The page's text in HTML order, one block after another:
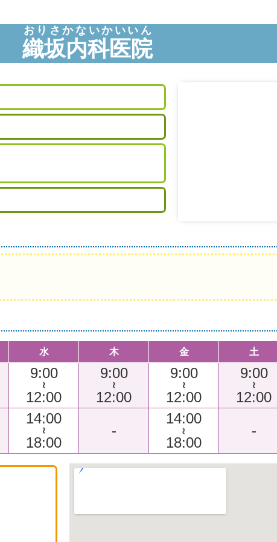
織坂内科医院
おりさかないかいいん
水 木 金 土
9:00
～
12:00
9:00
～
12:00
9:00
～
12:00
9:00
～
12:00
14:00
～
18:00
-
14:00
～
18:00
-